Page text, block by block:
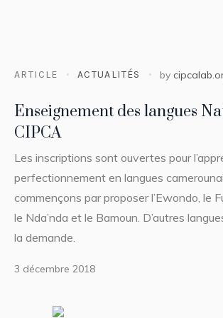
ARTICLE ACTUALITÉS by
Enseignement des langues
CIPCA
Les inscriptions sont ouvertes pour
perfectionnement en langues
commençons par proposer l’Ewondo, le
le Nda’nda et le Bamoun. D’autres
la demande.
3 décembre 2018